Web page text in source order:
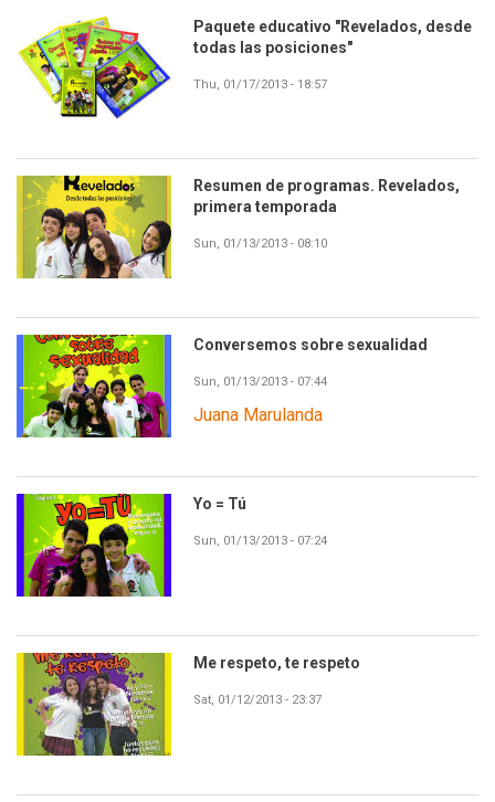
Paquete educativo "Revelados, desde
todas las posiciones"
Thu, 01/17/2013 - 18:57
Resumen de programas. Revelados,
primera temporada
Sun, 01/13/2013 - 08:10
Conversemos sobre sexualidad
Sun, 01/13/2013 - 07:44
Juana Marulanda
Yo = Tú
Sun, 01/13/2013 - 07:24
Me respeto, te respeto
Sat, 01/12/2013 - 23:37